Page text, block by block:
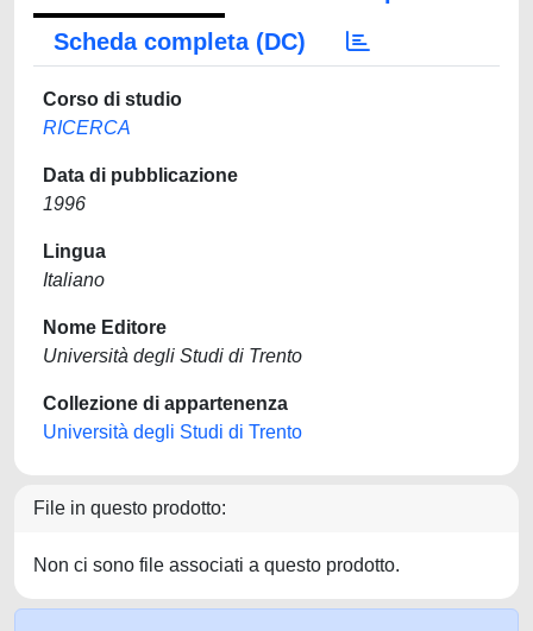
Scheda completa (DC)
Corso di studio
RICERCA
Data di pubblicazione
1996
Lingua
Italiano
Nome Editore
Università degli Studi di Trento
Collezione di appartenenza
Università degli Studi di Trento
File in questo prodotto:
Non ci sono file associati a questo prodotto.